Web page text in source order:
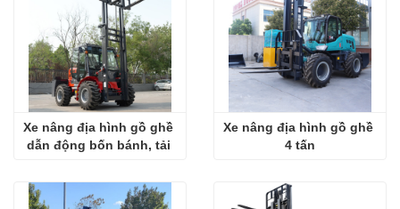
Xe nâng địa hình gồ ghề
dẫn động bốn bánh, tải
Xe nâng địa hình gồ ghề
4 tấn